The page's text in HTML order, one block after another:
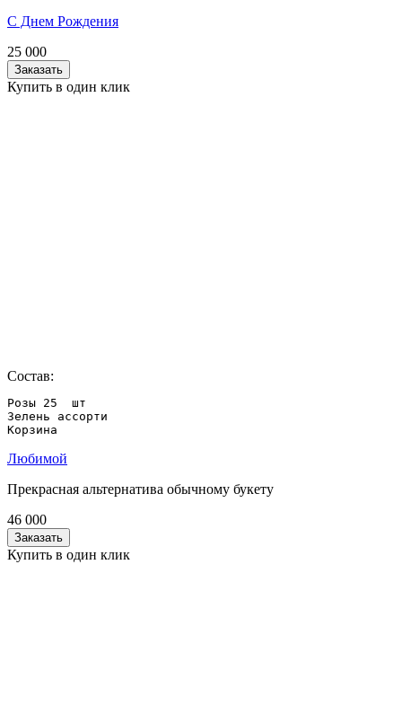
С Днем Рождения
25 000
Заказать
Купить в один клик
Состав:
Розы 25  шт
Зелень ассорти
Любимой
Прекрасная альтернатива обычному букету
46 000
Заказать
Купить в один клик